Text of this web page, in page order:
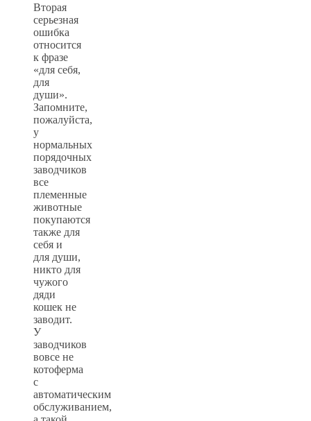
Вторая
серьезная
ошибка
относится
к фразе
«для себя,
для
души».
Запомните,
пожалуйста,
у
нормальных
порядочных
заводчиков
все
племенные
животные
покупаются
также для
себя и
для души,
никто для
чужого
дяди
кошек не
заводит.
У
заводчиков
вовсе не
котоферма
с
автоматическим
обслуживанием,